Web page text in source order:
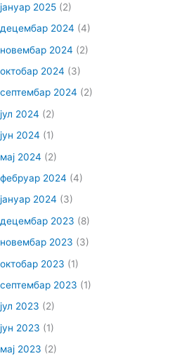
јануар 2025 (2)
децембар 2024 (4)
новембар 2024 (2)
октобар 2024 (3)
септембар 2024 (2)
јул 2024 (2)
јун 2024 (1)
мај 2024 (2)
фебруар 2024 (4)
јануар 2024 (3)
децембар 2023 (8)
новембар 2023 (3)
октобар 2023 (1)
септембар 2023 (1)
јул 2023 (2)
јун 2023 (1)
мај 2023 (2)